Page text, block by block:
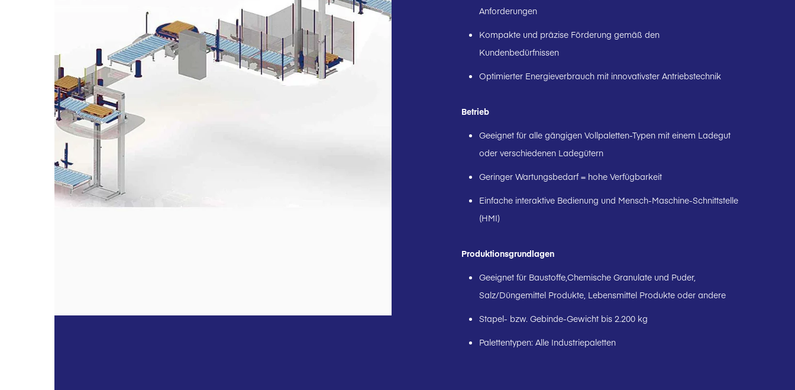
Anforderungen
Kompakte und präzise Förderung gemäß den
Kundenbedürfnissen
Optimierter Energieverbrauch mit innovativster Antriebstechnik
Betrieb
Geeignet für alle gängigen Vollpaletten-Typen mit einem Ladegut
oder verschiedenen Ladegütern
Geringer Wartungsbedarf = hohe Verfügbarkeit
Einfache interaktive Bedienung und Mensch-Maschine-Schnittstelle
(HMI)
Produktionsgrundlagen
Geeignet für Baustoffe,Chemische Granulate und Puder,
Salz/Düngemittel Produkte, Lebensmittel Produkte oder andere
Stapel- bzw. Gebinde-Gewicht bis 2.200 kg
Palettentypen: Alle Industriepaletten